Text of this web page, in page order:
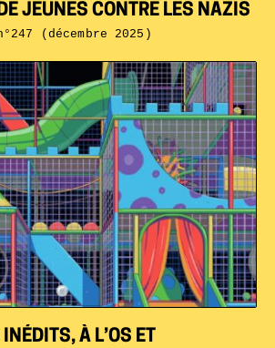
À L’OS ET
JEUNES CONTRE LES NAZIS
(décembre 2025)